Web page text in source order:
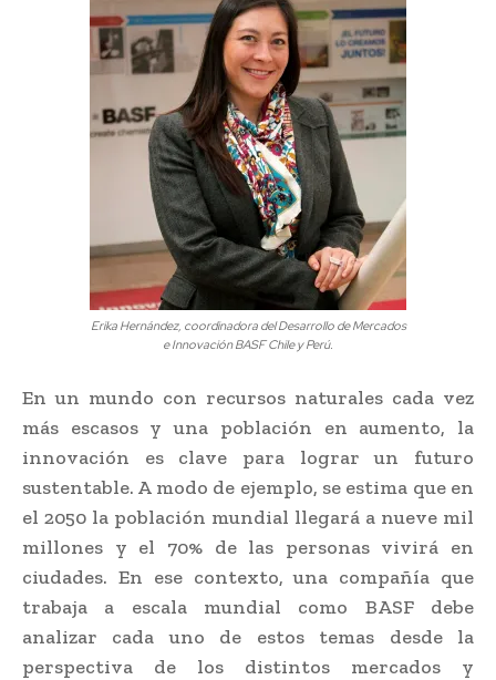
Erika Hernández, coordinadora del Desarrollo de Mercados
e Innovación BASF Chile y Perú.
En un mundo con recursos naturales cada vez
más escasos y una población en aumento, la
innovación es clave para lograr un futuro
sustentable. A modo de ejemplo, se estima que en
el 2050 la población mundial llegará a nueve mil
millones y el 70% de las personas vivirá en
ciudades. En ese contexto, una compañía que
trabaja a escala mundial como BASF debe
analizar cada uno de estos temas desde la
perspectiva de los distintos mercados y